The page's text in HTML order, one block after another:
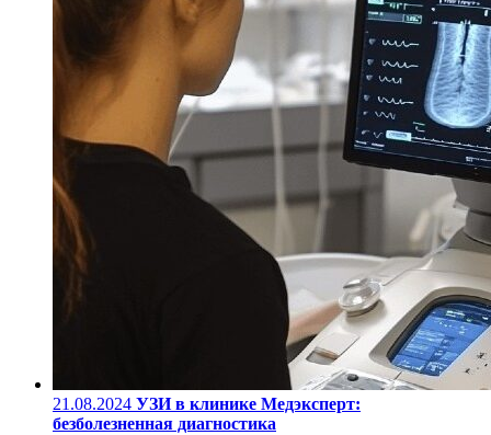
21.08.2024 УЗИ в клинике Медэксперт:
безболезненная диагностика